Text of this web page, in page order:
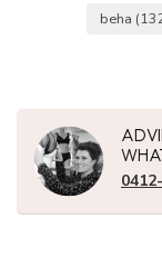
beha